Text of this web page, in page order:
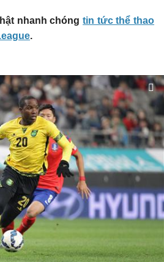
nhanh chóngtin tức thể thao
.